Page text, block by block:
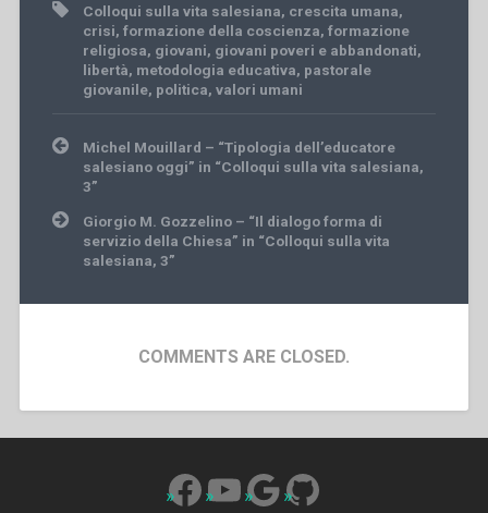
Colloqui sulla vita salesiana, crescita umana,
crisi, formazione della coscienza, formazione
religiosa, giovani, giovani poveri e abbandonati,
libertà, metodologia educativa, pastorale
giovanile, politica, valori umani
Post
navigation
Michel Mouillard – “Tipologia dell’educatore
salesiano oggi” in “Colloqui sulla vita salesiana,
3”
Giorgio M. Gozzelino – “Il dialogo forma di
servizio della Chiesa” in “Colloqui sulla vita
salesiana, 3”
COMMENTS ARE CLOSED.
Facebook
YouTube
Google
GitHub